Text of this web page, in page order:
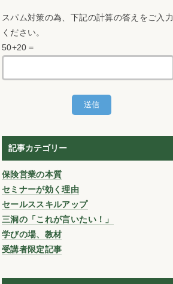
スパム対策の為、下記の計算の答えをご入力
ください。
50+20＝
記事カテゴリー
保険営業の本質
セミナーが効く理由
セールススキルアップ
三洞の「これが言いたい！」
学びの場、教材
受講者限定記事